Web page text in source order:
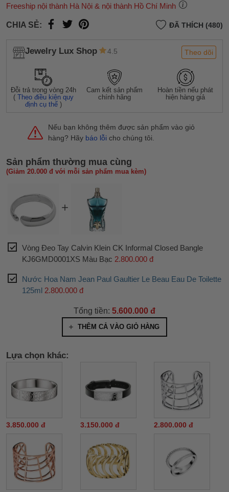
Freeship nội thành Hà Nội & nội thành Hồ Chí Minh
CHIA SẺ: ĐÃ THÍCH (480)
Jewelry Lux Shop 4.5 Theo dõi
Đỗi trả trong vòng 24h
(Theo điều kiện quy
định cụ thể )
Cam kết sản phẩm
chính hãng
Hoàn tiền nếu phát
hiện hàng giả
Nếu bạn không thêm được sản phẩm vào giỏ
hàng? Hãy báo lỗi cho chúng tôi.
Sản phẩm thường mua cùng
(Giảm 20.000 đ với mỗi sản phẩm mua kèm)
Vòng Đeo Tay Calvin Klein CK Informal Closed Bangle
KJ6GMD0001XS Màu Bạc 2.800.000 đ
Nước Hoa Nam Jean Paul Gaultier Le Beau Eau De Toilette
125ml 2.800.000 đ
Tổng tiền: 5.600.000 đ
THÊM CẢ VÀO GIỎ HÀNG
Lựa chọn khác:
3.850.000 đ 3.150.000 đ 2.800.000 đ